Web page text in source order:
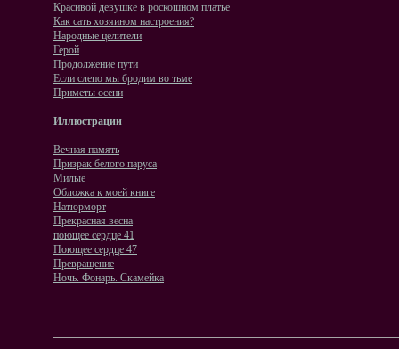
Красивой девушке в роскошном платье
Как сать хозяином настроения?
Народные целители
Герой
Продолжение пути
Если слепо мы бродим во тьме
Приметы осени
Иллюстрации
Вечная память
Призрак белого паруса
Милые
Обложка к моей книге
Натюрморт
Прекрасная весна
поющее сердце 41
Поющее сердце 47
Превращение
Ночь. Фонарь. Скамейка